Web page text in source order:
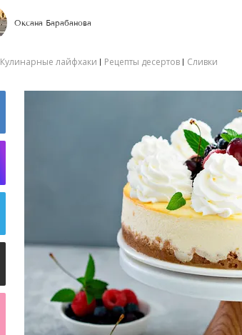
Оксана Барабанова
Кулинарные лайфхаки Рецепты десертов Сливки